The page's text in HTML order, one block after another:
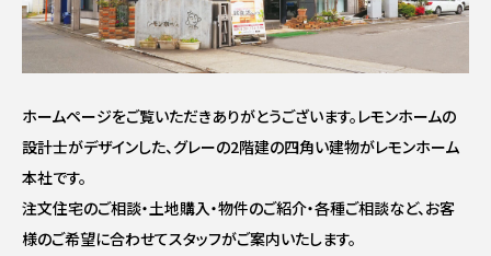
ホームページをご覧いただきありがとうございます。 レモンホームの
設計士がデザインした、 グレーの2階建の四角い建物がレモンホーム
本社です。
注文住宅のご相談・土地購入・物件のご紹介・各種ご相談など、 お客
様のご希望に合わせてスタッフがご案内いたします。